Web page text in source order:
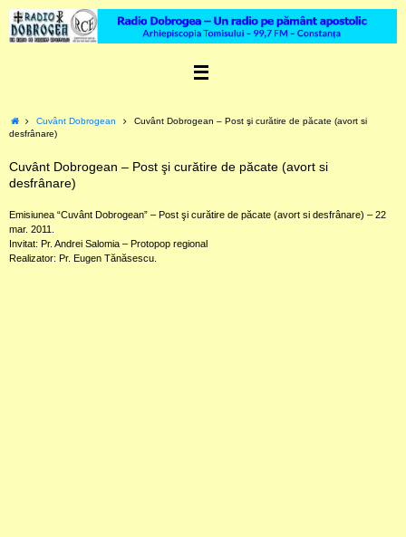
content
HomeCuvânt Dobrogean
Cuvânt Dobrogean – Post şi curătire de păcate (avort si
desfrânare)
Cuvânt Dobrogean – Post şi curătire de păcate (avort si
desfrânare)
Emisiunea “Cuvânt Dobrogean” – Post şi curătire de păcate (avort si desfrânare) – 22
mar. 2011.
Invitat: Pr. Andrei Salomia – Protopop regional
Realizator: Pr. Eugen Tănăsescu.